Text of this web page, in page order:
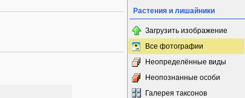
Растения и лишайники
Загрузить изображение
Все фотографии
Неопределённые виды
Неопознанные особи
Галерея таксонов